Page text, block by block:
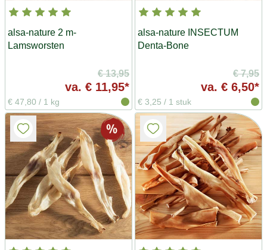
alsa-nature 2 m-
Lamsworsten
€ 13,95
va. € 11,95*
€ 47,80 / 1 kg
alsa-nature INSECTUM
Denta-Bone
€ 7,95
va. € 6,50*
€ 3,25 / 1 stuk